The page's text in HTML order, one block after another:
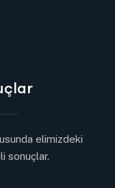
elimizdeki
sonuçlar.